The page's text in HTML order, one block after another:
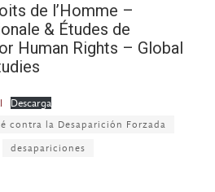
de l’Homme –
& Études de
Human Rights – Global
Descarga
contra la Desaparición Forzada
desapariciones